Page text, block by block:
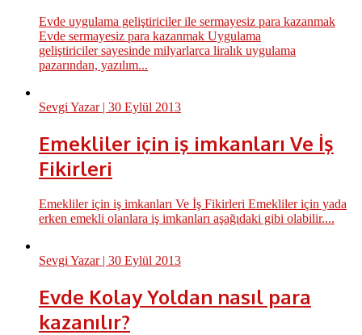
Evde uygulama geliştiriciler ile sermayesiz para kazanmak
Evde sermayesiz para kazanmak Uygulama
geliştiriciler sayesinde milyarlarca liralık uygulama
pazarından, yazılım...
Sevgi Yazar| 30 Eylül 2013
Emekliler için iş imkanları Ve İş
Fikirleri
Emekliler için iş imkanları Ve İş Fikirleri Emekliler için yada
erken emekli olanlara iş imkanları aşağıdaki gibi olabilir....
Sevgi Yazar| 30 Eylül 2013
Evde Kolay Yoldan nasıl para
kazanılır?